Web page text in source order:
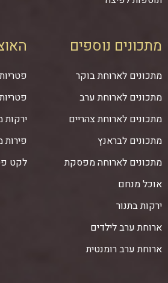
מתכונים נוספים
מתכונים לארוחת בוקר
מתכונים לארוחת ערב
מתכונים לארוחת צהריים
מתכונים לבראנץ
מתכונים לארוחה מפסקת
אוכל מנחם
ירקות בתנור
ארוחת ערב לילדים
ארוחת ערב רומנטית
ירקות
פירות
לקט